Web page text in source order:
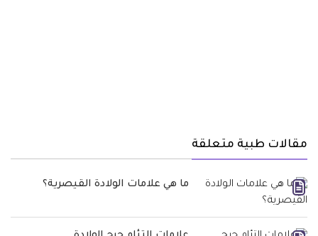
مقالات طبية متعلقة
ما هي علامات الولادة القيصرية؟